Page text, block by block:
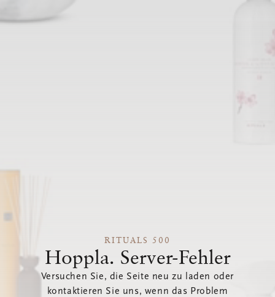
RITUALS 500
Hoppla. Server-Fehler
Versuchen Sie, die Seite neu zu laden oder
kontaktieren Sie uns, wenn das Problem